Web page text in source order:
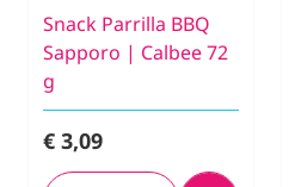
Snack Parrilla BBQ
Sapporo | Calbee 72
g
€ 3,09